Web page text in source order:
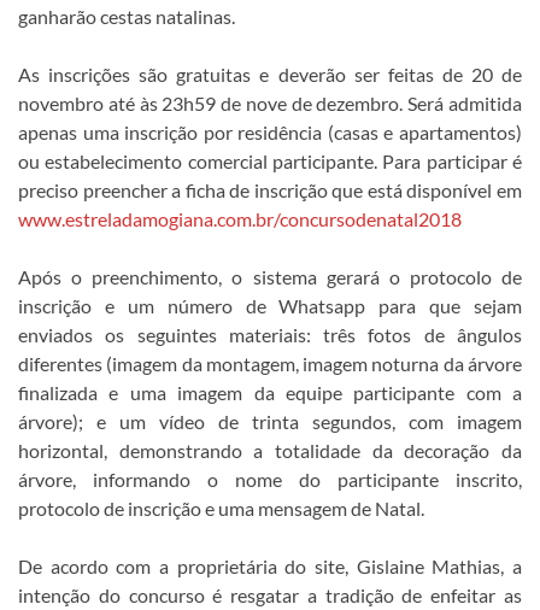
ganharão cestas natalinas.
As inscrições são gratuitas e deverão ser feitas de 20 de
novembro até às 23h59 de nove de dezembro. Será admitida
apenas uma inscrição por residência (casas e apartamentos)
ou estabelecimento comercial participante. Para participar é
preciso preencher a ficha de inscrição que está disponível em
www.estreladamogiana.com.br/concursodenatal2018
Após o preenchimento, o sistema gerará o protocolo de
inscrição e um número de Whatsapp para que sejam
enviados os seguintes materiais: três fotos de ângulos
diferentes (imagem da montagem, imagem noturna da árvore
finalizada e uma imagem da equipe participante com a
árvore); e um vídeo de trinta segundos, com imagem
horizontal, demonstrando a totalidade da decoração da
árvore, informando o nome do participante inscrito,
protocolo de inscrição e uma mensagem de Natal.
De acordo com a proprietária do site, Gislaine Mathias, a
intenção do concurso é resgatar a tradição de enfeitar as